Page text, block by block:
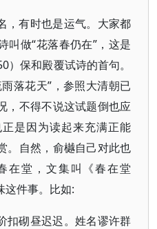
，有时也是运气。大家都
叫做“花落春仍在”，这是
保和殿覆试诗的首句。
落花天”，参照大清朝已
，不得不说这试题倒也应
是因为读起来充满正能
。自然，俞樾自己对此也
在堂，文集叫《春在堂
这件事。比如:
扣砌昼迟迟。姓名谬许群